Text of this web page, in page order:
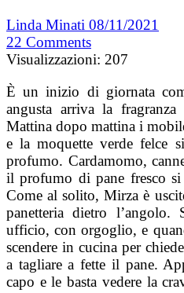
Linda Minati 08/11/2021
22 Comments
Visualizzazioni: 207
È un inizio di giornata
angusta arriva la
Mattina dopo mattina i
e la moquette verde felce
profumo. Cardamomo,
il profumo di pane fresco
Come al solito, Mirza è
panetteria dietro l’angolo.
ufficio, con orgoglio, e
scendere in cucina per
a tagliare a fette il pane.
capo e le basta vedere la